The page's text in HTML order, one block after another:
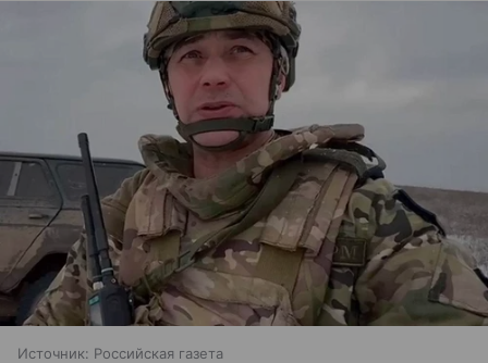
Источник: Российская газета